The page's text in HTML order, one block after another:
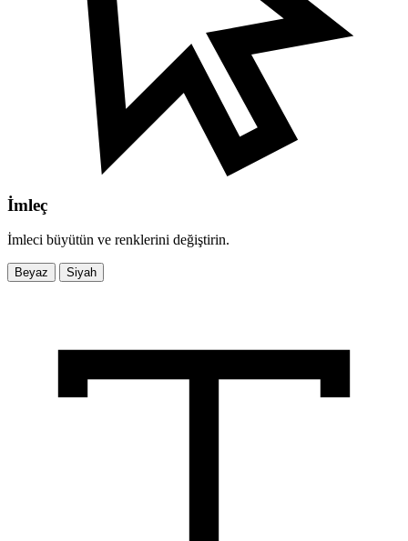
İmleç
İmleci büyütün ve renklerini değiştirin.
Beyaz Siyah